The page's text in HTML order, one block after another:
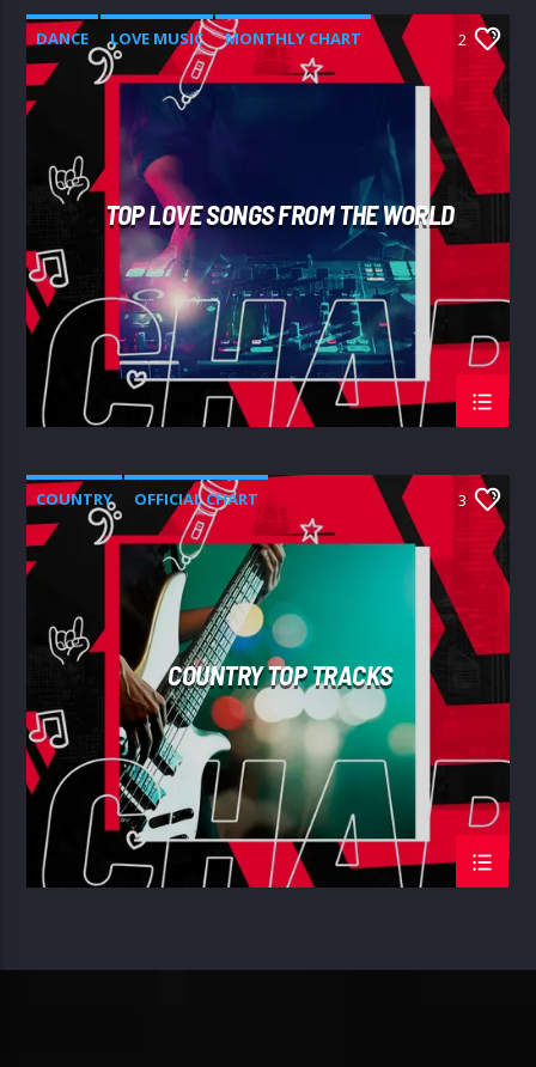
DANCE LOVE MUSIC
MONTHLY CHART
SPRING CHART
2
TOP LOVE SONGS FROM THE WORLD
COUNTRY
OFFICIAL CHART
SUMMER CHART
3
COUNTRY TOP TRACKS